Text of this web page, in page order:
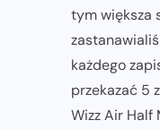
tym większa
każdego
przekazać 5
Wizz Air Half